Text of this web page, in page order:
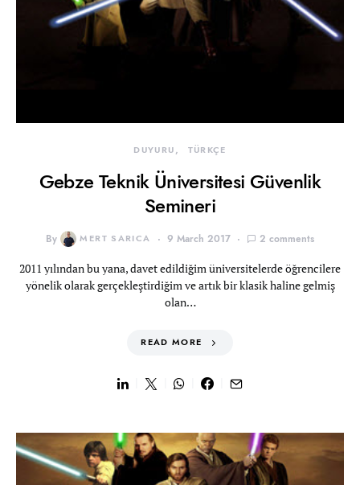
DUYURU TÜRKÇE
Gebze Teknik Üniversitesi Güvenlik
Semineri
By MERT SARICA 9 March 2017 2 comments
2011 yılından bu yana, davet edildiğim üniversitelerde öğrencilere
yönelik olarak gerçekleştirdiğim ve artık bir klasik haline gelmiş
olan…
READ MORE